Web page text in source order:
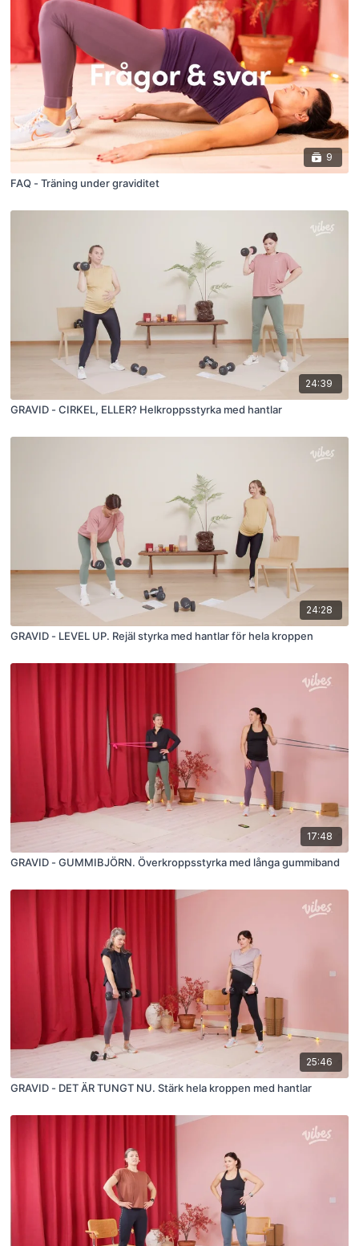
9
FAQ - Träning under graviditet
24:39
GRAVID - CIRKEL, ELLER? Helkroppsstyrka med hantlar
24:28
GRAVID - LEVEL UP. Rejäl styrka med hantlar för hela kroppen
17:48
GRAVID - GUMMIBJÖRN. Överkroppsstyrka med långa gummiband
25:46
GRAVID - DET ÄR TUNGT NU. Stärk hela kroppen med hantlar